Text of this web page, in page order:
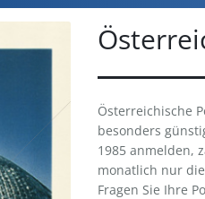
Österreichische
besonders
1985 anmelden,
monatlich nur
Fragen Sie Ihre